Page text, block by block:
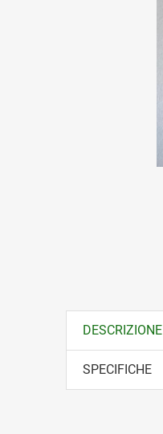
DESCRIZIONE
SPECIFICHE